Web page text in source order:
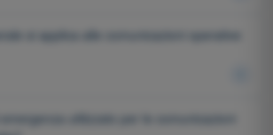
si applica alle comunicazioni operative
utilizzato per le comunicazioni